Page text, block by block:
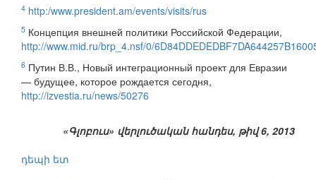
4 http:/www.president.am/events/visits/rus
5 Концепция внешней политики Российской Федерации,
http://www.mid.ru/brp_4.nsf/0/
6 Путин В.В., Новый интеграционный проект для Евразии
— будущее, которое рождается сегодня,
http://izvestia.ru/news/50276
«Գլոբուս» վերլուծական հանդես, թիվ 6, 2013
դեպի ետ